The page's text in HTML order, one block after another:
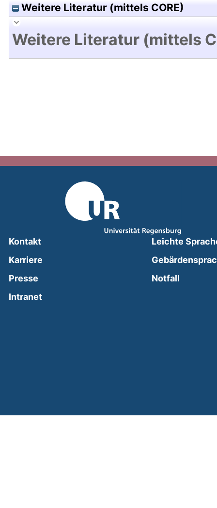
Weitere Literatur (mittels CORE)
Weitere Literatur (mittels
Kontakt
Karriere
Presse
Intranet(external link, opens in a new window)
Leichte
Notfall